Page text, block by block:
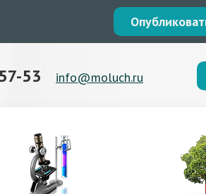
53 info@moluch.ru